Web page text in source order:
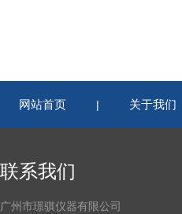
网站首页 | 关于我们
联系我们
广州市璟骐仪器有限公司